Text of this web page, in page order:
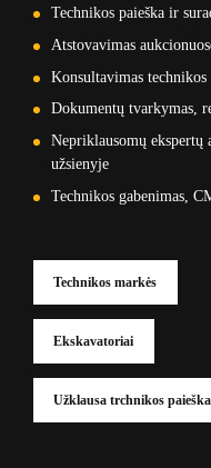
Technikos paieška ir
Atstovavimas
Konsultavimas
Dokumentų tvarkymas,
Nepriklausomų ekspertų
užsienyje
Technikos gabenimas,
Technikos markės
Ekskavatoriai
Užklausa trchnikos